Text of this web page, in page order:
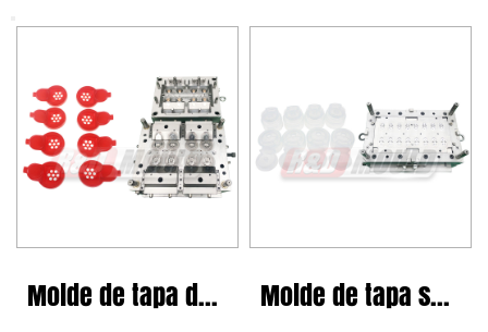
Molde de tapa de salsa Molde de tapa superior abatible